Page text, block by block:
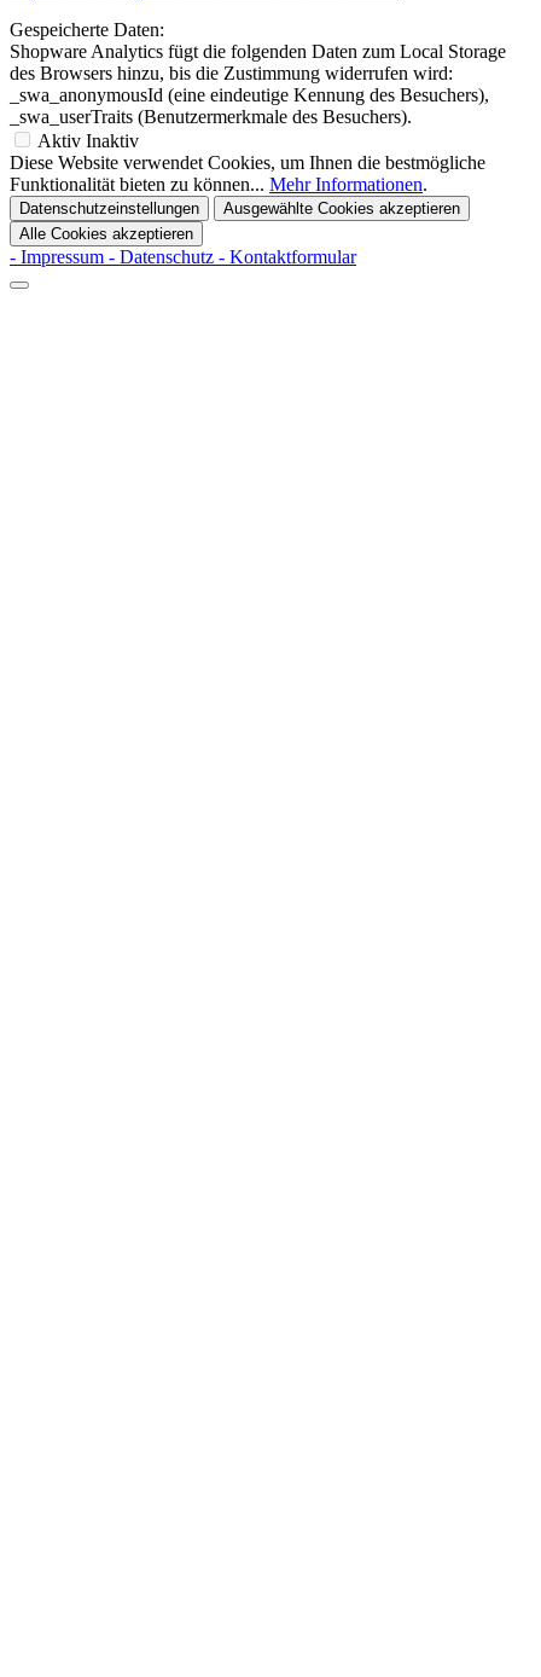
Gespeicherte Daten:
Shopware Analytics fügt die folgenden Daten zum Local Storage
des Browsers hinzu, bis die Zustimmung widerrufen wird:
_swa_anonymousId (eine eindeutige Kennung des Besuchers),
_swa_userTraits (Benutzermerkmale des Besuchers).
Aktiv Inaktiv
Diese Website verwendet Cookies, um Ihnen die bestmögliche
Funktionalität bieten zu können... Mehr Informationen.
Datenschutzeinstellungen
Ausgewählte Cookies akzeptieren
Alle Cookies akzeptieren
- Impressum - Datenschutz - Kontaktformular